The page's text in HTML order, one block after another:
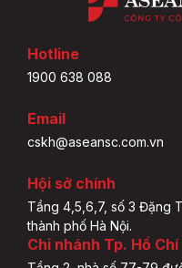
Hotline
1900 638 088
Email
cskh@aseansc.com.vn
Hội sở chính
Tầng 4,5,6,7, số 3 Đặng
thành phố Hà Nội.
Chi nhánh Tp. Hồ